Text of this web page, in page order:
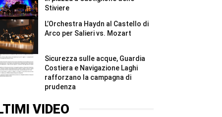
Stiviere
L’Orchestra Haydn al Castello di
Arco per Salieri vs. Mozart
Sicurezza sulle acque, Guardia
Costiera e Navigazione Laghi
rafforzano la campagna di
prudenza
VIDEO